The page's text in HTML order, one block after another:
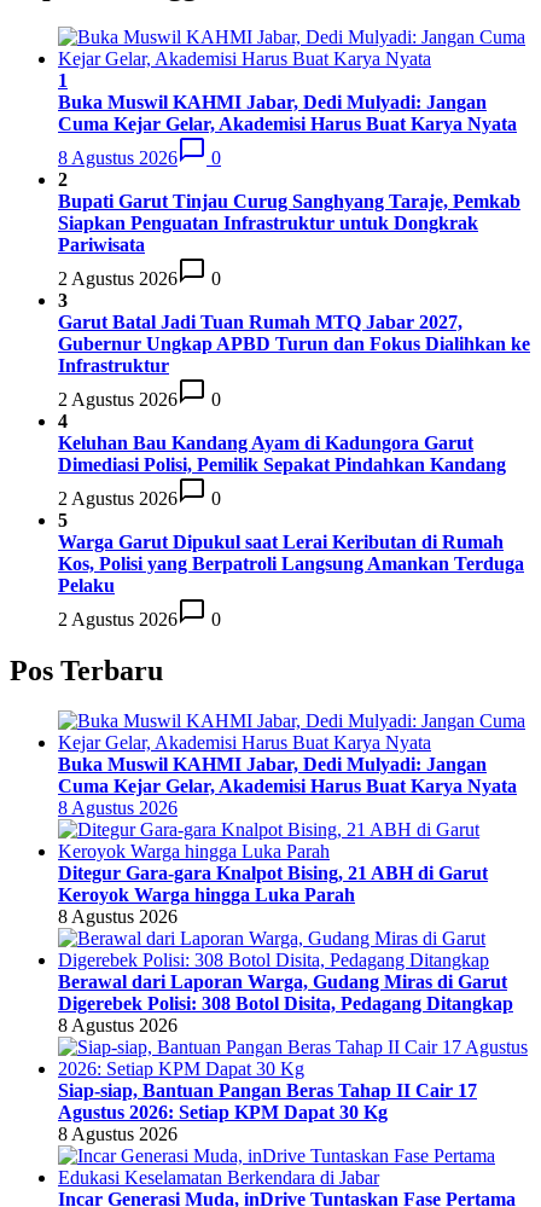
1
Buka Muswil KAHMI Jabar, Dedi Mulyadi: Jangan
Cuma Kejar Gelar, Akademisi Harus Buat Karya Nyata
8 Agustus 2026
0
2
Bupati Garut Tinjau Curug Sanghyang Taraje, Pemkab
Siapkan Penguatan Infrastruktur untuk Dongkrak
Pariwisata
2 Agustus 2026
0
3
Garut Batal Jadi Tuan Rumah MTQ Jabar 2027,
Gubernur Ungkap APBD Turun dan Fokus Dialihkan ke
Infrastruktur
2 Agustus 2026
0
4
Keluhan Bau Kandang Ayam di Kadungora Garut
Dimediasi Polisi, Pemilik Sepakat Pindahkan Kandang
2 Agustus 2026
0
5
Warga Garut Dipukul saat Lerai Keributan di Rumah
Kos, Polisi yang Berpatroli Langsung Amankan Terduga
Pelaku
2 Agustus 2026
0
Pos Terbaru
Buka Muswil KAHMI Jabar, Dedi Mulyadi: Jangan
Cuma Kejar Gelar, Akademisi Harus Buat Karya Nyata
8 Agustus 2026
Ditegur Gara-gara Knalpot Bising, 21 ABH di Garut
Keroyok Warga hingga Luka Parah
8 Agustus 2026
Berawal dari Laporan Warga, Gudang Miras di Garut
Digerebek Polisi: 308 Botol Disita, Pedagang Ditangkap
8 Agustus 2026
Siap-siap, Bantuan Pangan Beras Tahap II Cair 17
Agustus 2026: Setiap KPM Dapat 30 Kg
8 Agustus 2026
Incar Generasi Muda, inDrive Tuntaskan Fase Pertama